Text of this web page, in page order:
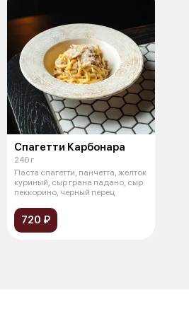
Спагетти Карбонара
240 г
Паста спагетти, панчетта, желток
куриный, сыр грана падано, сыр
пеккорино, черный перец
720 ₽